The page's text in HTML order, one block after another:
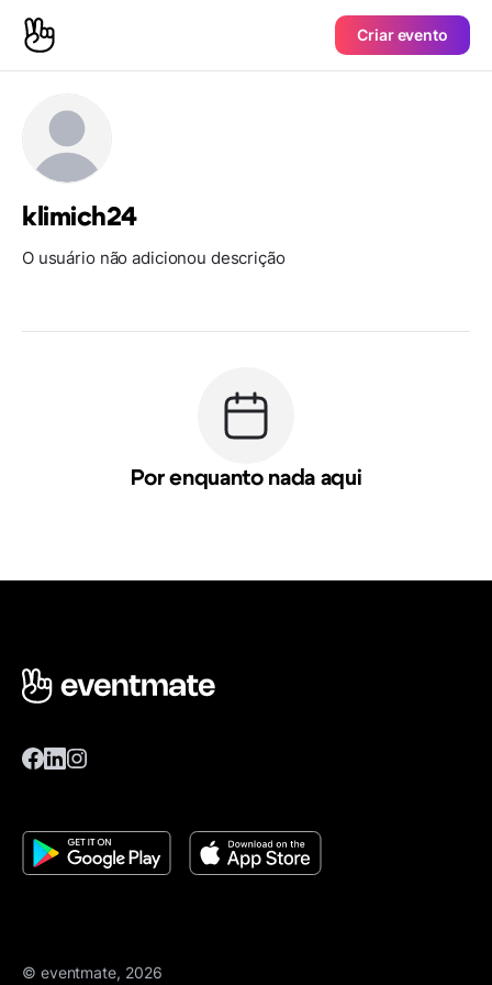
Criar evento
klimich24
O usuário não adicionou descrição
Por enquanto nada aqui
© eventmate, 2026